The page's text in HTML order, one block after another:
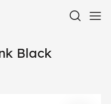
Black